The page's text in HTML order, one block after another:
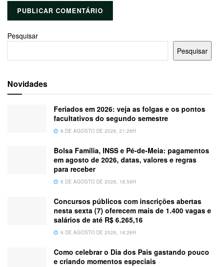
Pesquisar
Pesquisar
Novidades
Feriados em 2026: veja as folgas e os pontos
facultativos do segundo semestre
6 DE AGOSTO DE 2026, 21:26H
Bolsa Família, INSS e Pé-de-Meia: pagamentos
em agosto de 2026, datas, valores e regras
para receber
6 DE AGOSTO DE 2026, 18:56H
Concursos públicos com inscrições abertas
nesta sexta (7) oferecem mais de 1.400 vagas e
salários de até R$ 6.265,16
6 DE AGOSTO DE 2026, 16:26H
Como celebrar o Dia dos Pais gastando pouco
e criando momentos especiais